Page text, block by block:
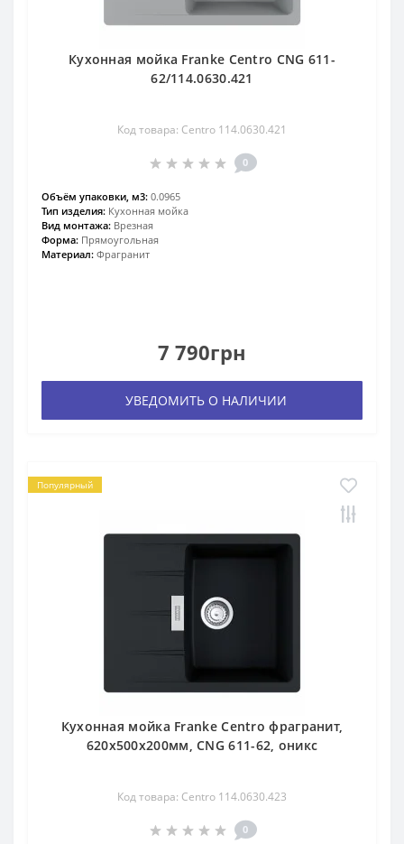
Кухонная мойка Franke Centro CNG 611-
62/114.0630.421
Код товара: Centro 114.0630.421
0
Объём упаковки, м3: 0.0965
Тип изделия: Кухонная мойка
Вид монтажа: Врезная
Форма: Прямоугольная
Материал: Фрагранит
7 790грн
УВЕДОМИТЬ О НАЛИЧИИ
Популярный
Кухонная мойка Franke Centro фрагранит,
620х500х200мм, CNG 611-62, оникс
Код товара: Centro 114.0630.423
0